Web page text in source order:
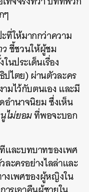
ๆ
ที่ให้มากกว่าความ
ชี้ชวนให้ผู้ชม
นประเด็นเรื่อง
ไตย) ผ่านตัวละคร
มไว้กับตนเอง และมี
ำนาจนิยม ซึ่งเห็น
ไม่ยอมที่พอจะบอก
และบทบาทของเพศ
ะครอย่างไลล่าและ
งเพศของผู้หญิงใน